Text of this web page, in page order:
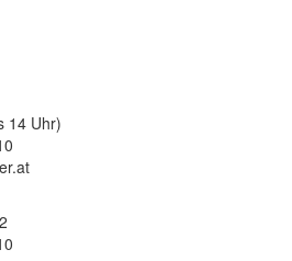
14 Uhr)